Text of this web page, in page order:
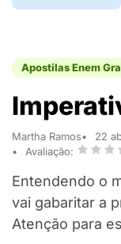
Apostilas Enem
Martha Ramos 22
Avaliação:
Entendendo o
vai gabaritar a
Atenção para